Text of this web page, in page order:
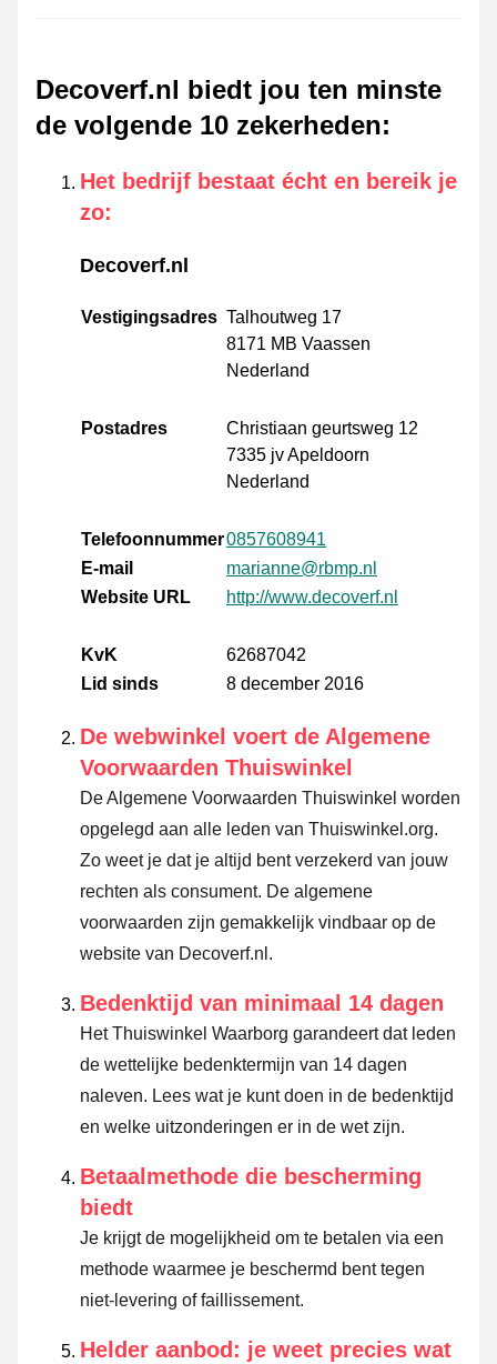
Decoverf.nl biedt jou ten minste
de volgende 10 zekerheden:
Het bedrijf bestaat écht en bereik je
zo:
Decoverf.nl
Vestigingsadres Talhoutweg 17
8171 MB Vaassen
Nederland
Postadres
Christiaan geurtsweg 12
7335 jv Apeldoorn
Nederland
Telefoonnummer0857608941
E-mail
marianne@rbmp.nl
Website URL
http://www.decoverf.nl
KvK
62687042
Lid sinds
8 december 2016
De webwinkel voert de Algemene
Voorwaarden Thuiswinkel
De Algemene Voorwaarden Thuiswinkel worden
opgelegd aan alle leden van Thuiswinkel.org.
Zo weet je dat je altijd bent verzekerd van jouw
rechten als consument. De algemene
voorwaarden zijn gemakkelijk vindbaar op de
website van Decoverf.nl.
Bedenktijd van minimaal 14 dagen
Het Thuiswinkel Waarborg garandeert dat leden
de wettelijke bedenktermijn van 14 dagen
naleven. Lees wat je kunt doen in de bedenktijd
en welke uitzonderingen er in de wet zijn.
Betaalmethode die bescherming
biedt
Je krijgt de mogelijkheid om te betalen via een
methode waarmee je beschermd bent tegen
niet-levering of faillissement.
Helder aanbod: je weet precies wat